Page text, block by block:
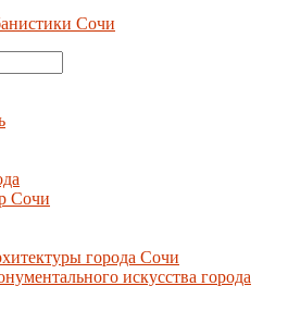
Сочи
Сочи
города Сочи
искусства города